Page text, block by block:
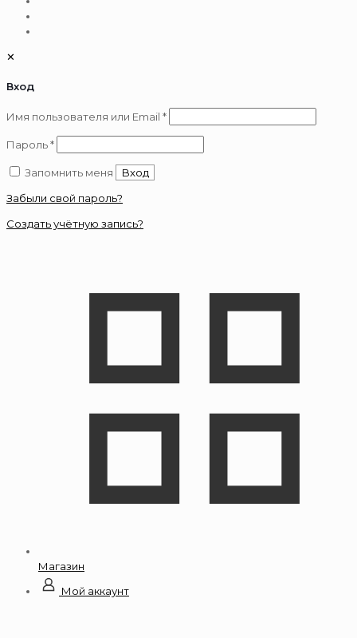
✕
Вход
Имя пользователя или Email *Обязательно
Пароль*Обязательно
Запомнить меня
Вход
Забыли свой пароль?
Создать учётную запись?
Магазин
Мой аккаунт